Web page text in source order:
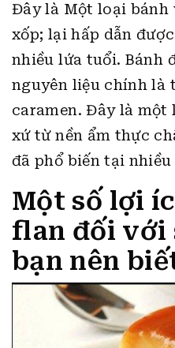
Đây là Một loại bánh
xốp; lại hấp dẫn
nhiều lứa tuổi. Bánh
nguyên liệu chính là
caramen. Đây là một
xứ từ nền ẩm thực
đã phổ biến tại
Một số lợi
flan đối với
bạn nên